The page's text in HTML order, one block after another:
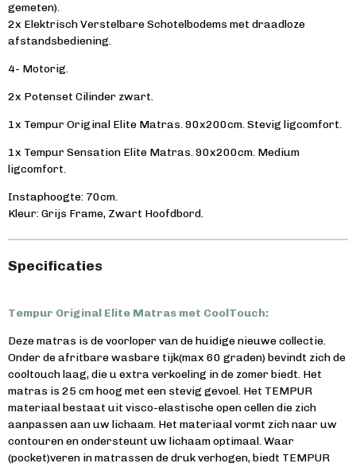
gemeten).
2x Elektrisch Verstelbare Schotelbodems met draadloze
afstandsbediening.
4- Motorig.
2x Potenset Cilinder zwart.
1x Tempur Original Elite Matras. 90x200cm. Stevig ligcomfort.
1x Tempur Sensation Elite Matras. 90x200cm. Medium
ligcomfort.
Instaphoogte: 70cm.
Kleur: Grijs Frame, Zwart Hoofdbord.
Specificaties
Tempur Original Elite Matras met CoolTouch:
Deze matras is de voorloper van de huidige nieuwe collectie.
Onder de afritbare wasbare tijk(max 60 graden) bevindt zich de
cooltouch laag, die u extra verkoeling in de zomer biedt. Het
matras is 25 cm hoog met een stevig gevoel. Het TEMPUR
materiaal bestaat uit visco-elastische open cellen die zich
aanpassen aan uw lichaam. Het materiaal vormt zich naar uw
contouren en ondersteunt uw lichaam optimaal. Waar
(pocket)veren in matrassen de druk verhogen, biedt TEMPUR